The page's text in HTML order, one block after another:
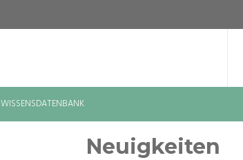
WISSENSDATENBANK
Neuigkeiten